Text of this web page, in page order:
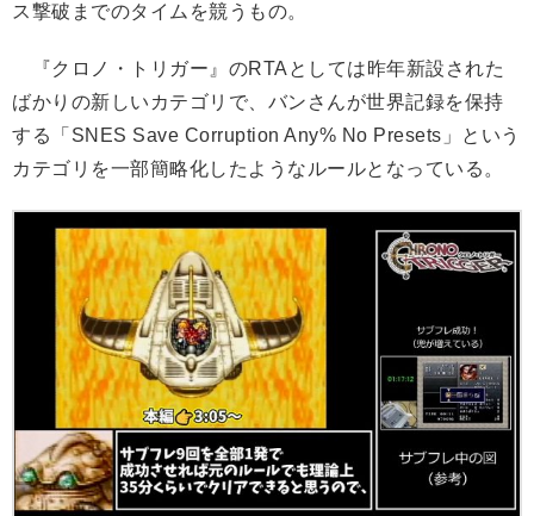
ス撃破までのタイムを競うもの。
『クロノ・トリガー』のRTAとしては昨年新設された
ばかりの新しいカテゴリで、バンさんが世界記録を保持
する「SNES Save Corruption Any% No Presets」という
カテゴリを一部簡略化したようなルールとなっている。